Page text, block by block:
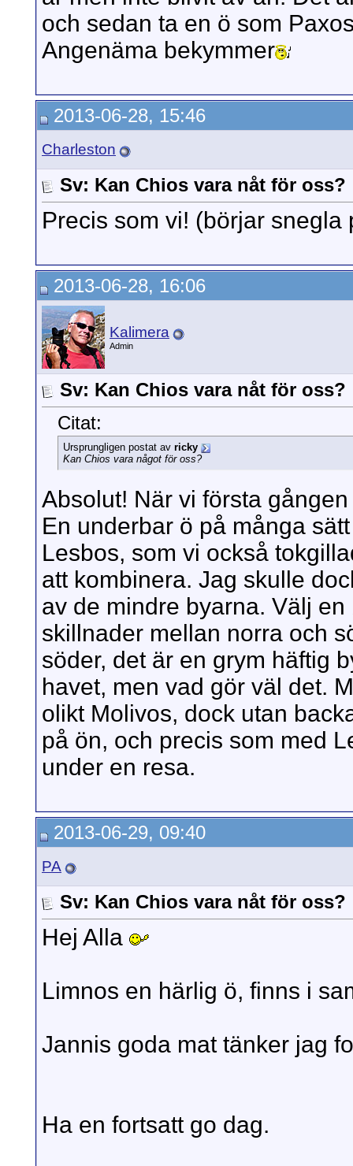
och sedan ta en ö som
Angenäma bekymmer
2013-06-28, 15:46
Charleston
Sv: Kan Chios vara nåt för oss?
Precis som vi! (börjar snegla
2013-06-28, 16:06
Kalimera
Admin
Sv: Kan Chios vara nåt för oss?
Citat:
Ursprungligen postat av ricky
Kan Chios vara något för oss?
Absolut! När vi första
En underbar ö på många
Lesbos, som vi också
att kombinera. Jag skulle
av de mindre byarna. Välj
skillnader mellan norra och
söder, det är en grym häftig
havet, men vad gör väl det.
olikt Molivos, dock utan
på ön, och precis som med
under en resa.
2013-06-29, 09:40
PA
Sv: Kan Chios vara nåt för oss?
Hej Alla
Limnos en härlig ö, finns i
Jannis goda mat tänker jag
Ha en fortsatt go dag.